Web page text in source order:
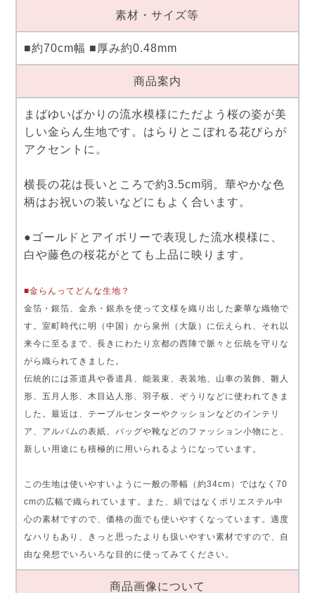
素材・サイズ等
■約70cm幅 ■厚み約0.48mm
商品案内
まばゆいばかりの流水模様にただよう桜の姿が美
しい金らん生地です。はらりとこぼれる花びらが
アクセントに。
横長の花は長いところで約3.5cm弱。華やかな色
柄はお祝いの装いなどにもよく合います。
●ゴールドとアイボリーで表現した流水模様に、
白や藤色の桜花がとても上品に映ります。
■金らんってどんな生地？
金箔・銀箔、金糸・銀糸を使って文様を織り出した豪華な織物で
す。室町時代に明（中国）から泉州（大阪）に伝えられ、それ以
来今に至るまで、長きにわたり京都の西陣で脈々と伝統を守りな
がら織られてきました。
伝統的には茶道具や香道具、能装束、表装地、山車の装飾、雛人
形、五月人形、木目込人形、羽子板、ぞうりなどに使われてきま
した。最近は、テーブルセンターやクッションなどのインテリ
ア、アルバムの表紙、バッグや靴などのファッション小物にと、
新しい用途にも積極的に用いられるようになっています。
この生地は使いやすいように一般の帯幅（約34cm）ではなく70
cmの広幅で織られています。また、絹ではなくポリエステル中
心の素材ですので、価格の面でも使いやすくなっています。適度
なハリもあり、きっと思ったよりも扱いやすい素材ですので、自
由な発想でいろいろな目的に使ってみてください。
商品画像について